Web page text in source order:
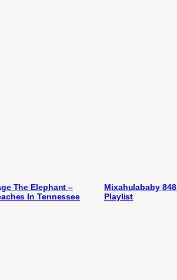
The Elephant –
In Tennessee
Mixahulababy
Playlist